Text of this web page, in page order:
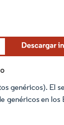
genéricos). El
genéricos en los